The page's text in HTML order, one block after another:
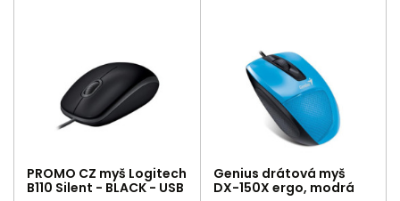
PROMO CZ myš Logitech
B110 Silent - BLACK - USB
Genius drátová myš
DX-150X ergo, modrá